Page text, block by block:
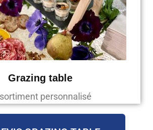
Grazing table
personnalisé